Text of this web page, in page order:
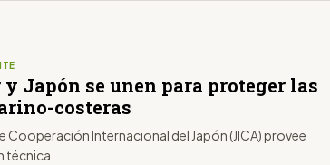
y Japón se unen para proteger las
costeras
Cooperación Internacional del Japón (JICA) provee
técnica